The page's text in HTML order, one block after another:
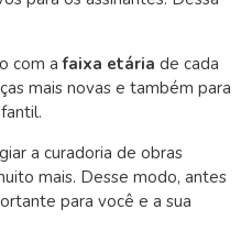
com a faixa etária de cada
mais novas e também para
a curadoria de obras
mais. Desse modo, antes
para você e a sua